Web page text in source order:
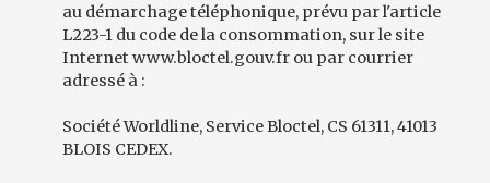
au démarchage téléphonique, prévu par l'article
L223-1 du code de la consommation, sur le site
Internet www.bloctel.gouv.fr ou par courrier
adressé à :
Société Worldline, Service Bloctel, CS 61311, 41013
BLOIS CEDEX.